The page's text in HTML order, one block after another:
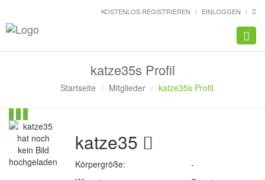
KOSTENLOS REGISTRIEREN EINLOGGEN
katze35s Profil
Startseite Mitglieder katze35s Profil
katze35
Körpergröße:
-